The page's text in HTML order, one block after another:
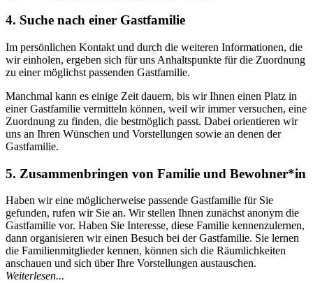
4. Suche nach einer Gastfamilie
Im persönlichen Kontakt und durch die weiteren Informationen, die
wir einholen, ergeben sich für uns Anhaltspunkte für die Zuordnung
zu einer möglichst passenden Gastfamilie.
Manchmal kann es einige Zeit dauern, bis wir Ihnen einen Platz in
einer Gastfamilie vermitteln können, weil wir immer versuchen, eine
Zuordnung zu finden, die bestmöglich passt. Dabei orientieren wir
uns an Ihren Wünschen und Vorstellungen sowie an denen der
Gastfamilie.
5. Zusammenbringen von Familie und Bewohner*in
Haben wir eine möglicherweise passende Gastfamilie für Sie
gefunden, rufen wir Sie an. Wir stellen Ihnen zunächst anonym die
Gastfamilie vor. Haben Sie Interesse, diese Familie kennenzulernen,
dann organisieren wir einen Besuch bei der Gastfamilie. Sie lernen
die Familienmitglieder kennen, können sich die Räumlichkeiten
anschauen und sich über Ihre Vorstellungen austauschen.
Weiterlesen...